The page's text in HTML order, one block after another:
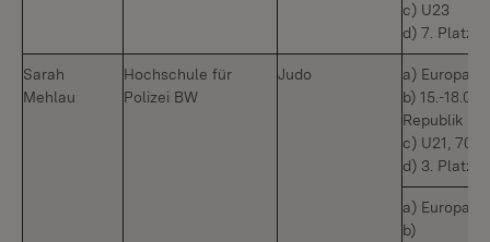
c) U23
d) 7. Platz
Sarah
Mehlau
Hochschule für
Polizei BW
Judo
a)
b) 15.-
Republik
c) U21, 70kg
d) 3. Platz
a)
b)